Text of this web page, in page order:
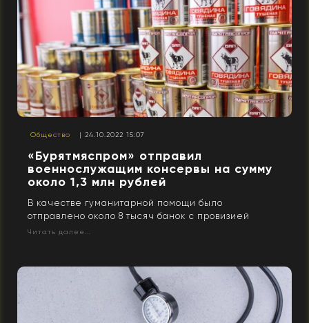
Общество | 24.10.2022 15:07
«Бурятмяспром» отправил
военнослужащим консервы на сумму
около 1,3 млн рублей
В качестве гуманитарной помощи было
отправлено около 8 тысяч банок с провизией
Читать далее...